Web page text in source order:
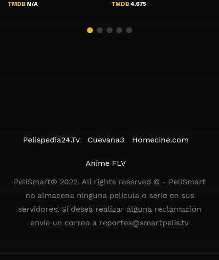
TMDB N/A TMDB 4.675
Pelispedia24.Tv Cuevana3 Homecine.com
Anime FLV
PeliSmart® 2022. All rights reserved © - PeliSmart
no almacena ninguna película o serie en sus
servidores. Si desea realizar alguna reclamación
envíe un correo a reportes@smartpelis.tv